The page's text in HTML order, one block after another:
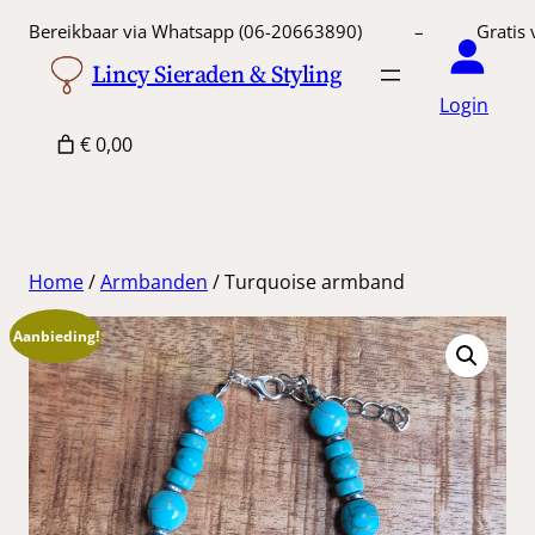
GaBereikbaar via Whatsapp (06-20663890) –
Lincy Sieraden & Styling
Login
€ 0,00
Home/Armbanden / Turquoise armband
Aanbieding!